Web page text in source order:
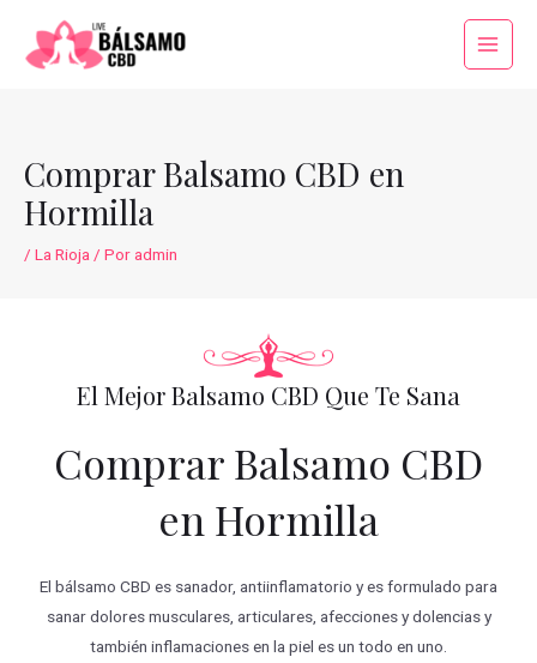
contenido
Main
Comprar Balsamo CBD en
Hormilla
/ La Rioja / Poradmin
El Mejor Balsamo CBD Que Te Sana
Comprar Balsamo CBD
en Hormilla
El bálsamo CBD es sanador, antiinflamatorio y es formulado para
sanar dolores musculares, articulares, afecciones y dolencias y
también inflamaciones en la piel es un todo en uno.